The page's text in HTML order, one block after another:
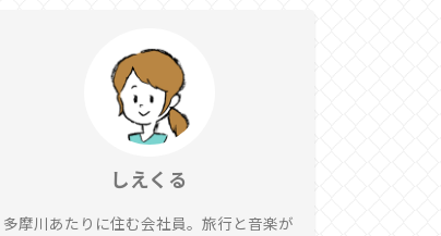
しえくる
多摩川あたりに住む会社員。旅行と音楽が